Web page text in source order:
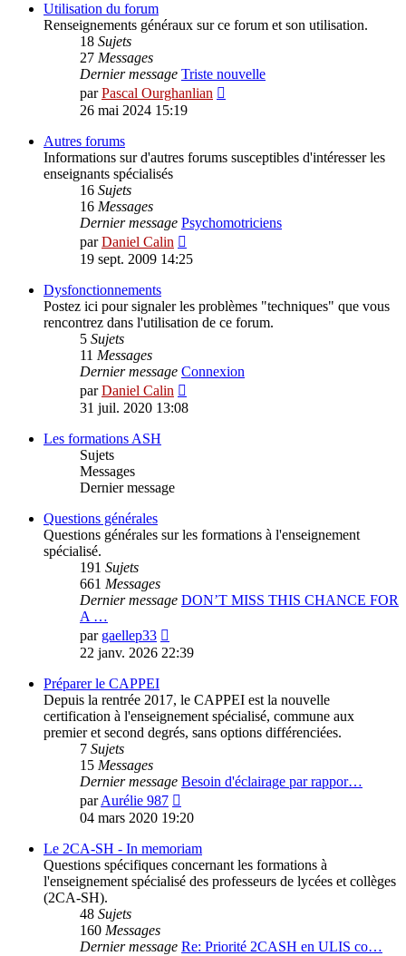
Utilisation du forum
Renseignements généraux sur ce forum et son utilisation.
18 Sujets
27 Messages
Dernier message Triste nouvelle
parPascal Ourghanlian
26 mai 2024 15:19
Autres forums
Informations sur d'autres forums susceptibles d'intéresser les
enseignants spécialisés
16 Sujets
16 Messages
Dernier message Psychomotriciens
parDaniel Calin
le
19 sept. 2009 14:25
Dysfonctionnements
Postez ici pour signaler les problèmes "techniques" que vous
rencontrez dans l'utilisation de ce forum.
5 Sujets
11 Messages
Dernier message Connexion
parDaniel Calin
le
31 juil. 2020 13:08
Les formations ASH
Sujets
Messages
Dernier message
Questions générales
Questions générales sur les formations à l'enseignement
spécialisé.
191 Sujets
661 Messages
Dernier message DON’T MISS THIS CHANCE FOR
A …
par gaellep33
le
22 janv. 2026 22:39
Préparer le CAPPEI
Depuis la rentrée 2017, le CAPPEI est la nouvelle
certification à l'enseignement spécialisé, commune aux
premier et second degrés, sans options différenciées.
7 Sujets
15 Messages
Dernier message Besoin d'éclairage par rappor…
parAurélie 987
le
message
04 mars 2020 19:20
Le 2CA-SH - In memoriam
Questions spécifiques concernant les formations à
l'enseignement spécialisé des professeurs de lycées et collèges
(2CA-SH).
48 Sujets
160 Messages
Dernier message Re: Priorité 2CASH en ULIS co…